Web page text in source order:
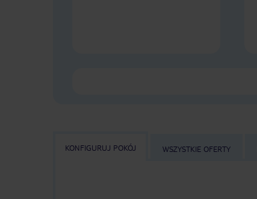
KONFIGURUJ POKÓJ WSZYSTKIE OFERTY